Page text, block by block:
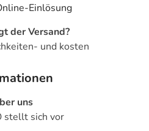
Einlösung
der Versand?
und kosten
uns
stellt sich vor